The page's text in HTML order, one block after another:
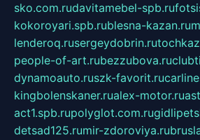
sko.com.rudavitamebel-spb.ru
kokoroyari.spb.rublesna-kazan.ru
lenderoq.rusergeydobrin.ru
people-of-art.rubezzubova.ru
dynamoauto.ruszk-favorit.ru
kingbolenskaner.rualex-motor.ru
act1.spb.rupolyglot.com.ru
detsad125.rumir-zdoroviya.ru